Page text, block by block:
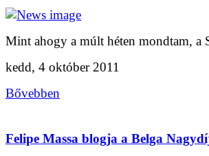
Mint ahogy a múlt héten mondtam, a
kedd, 4 október 2011
Bővebben
Felipe Massa blogja a Belga